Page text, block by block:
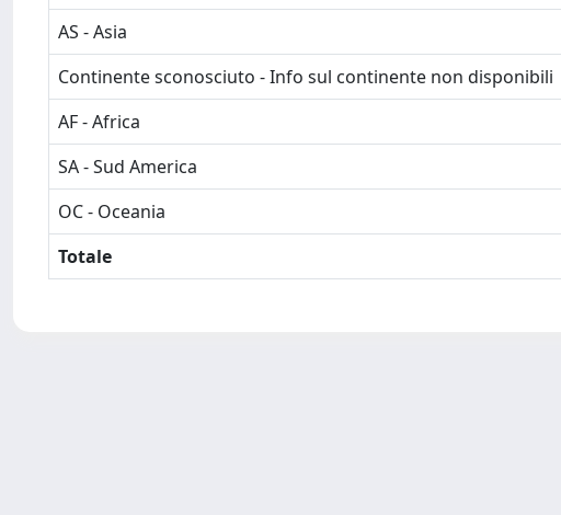
AS - Asia
Continente sconosciuto - Info sul continente non disponibili
AF - Africa
SA - Sud America
OC - Oceania
Totale